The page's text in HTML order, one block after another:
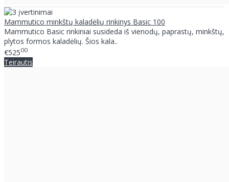
Mammutico minkštų kaladėlių rinkinys Basic 100
Mammutico Basic rinkiniai susideda iš vienodų, paprastų, minkštų,
plytos formos kaladėlių. Šios kala..
€52500
Teirautis